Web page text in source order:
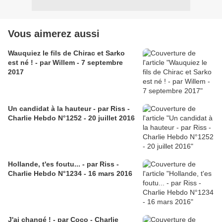
Vous aimerez aussi
Wauquiez le fils de Chirac et Sarko
est né ! - par Willem - 7 septembre
2017
Un candidat à la hauteur - par Riss -
Charlie Hebdo N°1252 - 20 juillet 2016
Hollande, t'es foutu... - par Riss -
Charlie Hebdo N°1234 - 16 mars 2016
J'ai changé ! - par Coco - Charlie